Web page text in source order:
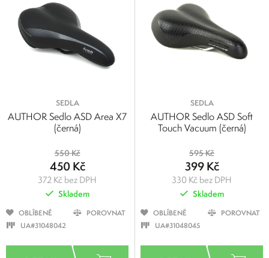
SEDLA
AUTHOR Sedlo ASD Area X7
(černá)
550 Kč
450 Kč
372 Kč bez DPH
Skladem
OBLÍBENÉ
POROVNAT
UA#31048042
SEDLA
AUTHOR Sedlo ASD Soft
Touch Vacuum (černá)
595 Kč
399 Kč
330 Kč bez DPH
Skladem
OBLÍBENÉ
POROVNAT
UA#31048045